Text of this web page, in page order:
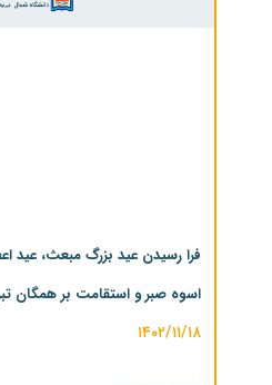
فرا رسیدن عید بزرگ مبعث، عید
اسوه صبر و استقامت بر همگان
۱۴۰۲/۱۱/۱۸